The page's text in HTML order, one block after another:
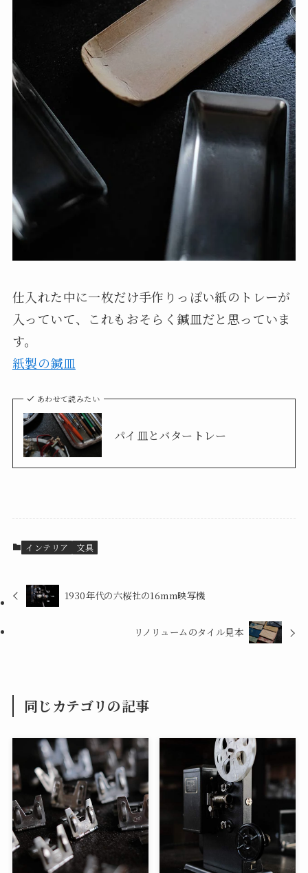
仕入れた中に一枚だけ手作りっぽい紙のトレーが
入っていて、これもおそらく鍼皿だと思っていま
す。
紙製の鍼皿
あわせて読みたい
パイ皿とバタートレー
インテリア 文具
1930年代の六桜社の16mm映写機
リノリュームのタイル見本
同じカテゴリの記事